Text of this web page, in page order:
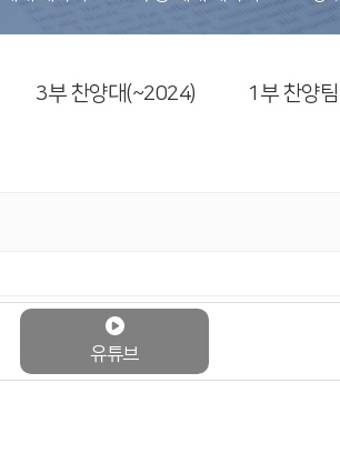
3부 찬양대(~2024) 1부 찬양팀
유튜브